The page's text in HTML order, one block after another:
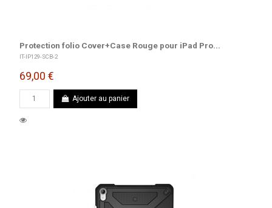
Protection folio Cover+Case Rouge pour iPad Pro...
IT-IP129-SCB-2
69,00 €
Ajouter au panier